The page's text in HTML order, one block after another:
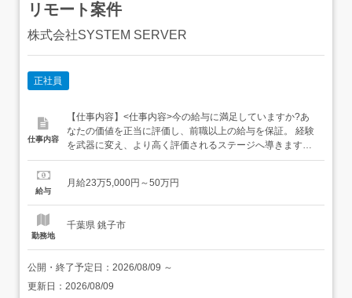
リモート案件
株式会社SYSTEM SERVER
正社員
仕事内容
【仕事内容】<仕事内容>今の給与に満足していますか?あ
なたの価値を正当に評価し、前職以上の給与を保証。 経験
を武器に変え、より高く評価されるステージへ導きます。
< 主な仕事(プロジェクト例) >1)AI/IoTなど最先端技術の開
サポート 「フルリモート」案件も用意しています。 クラウ
給与
月給23万5,000円～50万円
勤務地
千葉県 銚子市
公開・終了予定日： 2026/08/09 ～
更新日： 2026/08/09